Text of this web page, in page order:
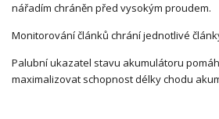
nářadím chráněn před vysokým proudem.
Monitorování článků chrání jednotlivé
Palubní ukazatel stavu akumulátoru
maximalizovat schopnost délky chodu